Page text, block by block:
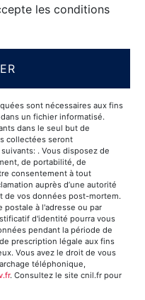
les conditions
sont nécessaires aux fins
un fichier informatisé.
dans le seul but de
collectées seront
. Vous disposez de
de portabilité, de
consentement à tout
auprès d’une autorité
de vos données post-mortem.
postale à l'adresse ou par
d'identité pourra vous
pendant la période de
prescription légale aux fins
Vous avez le droit de vous
téléphonique,
. Consultez le site cnil.fr pour